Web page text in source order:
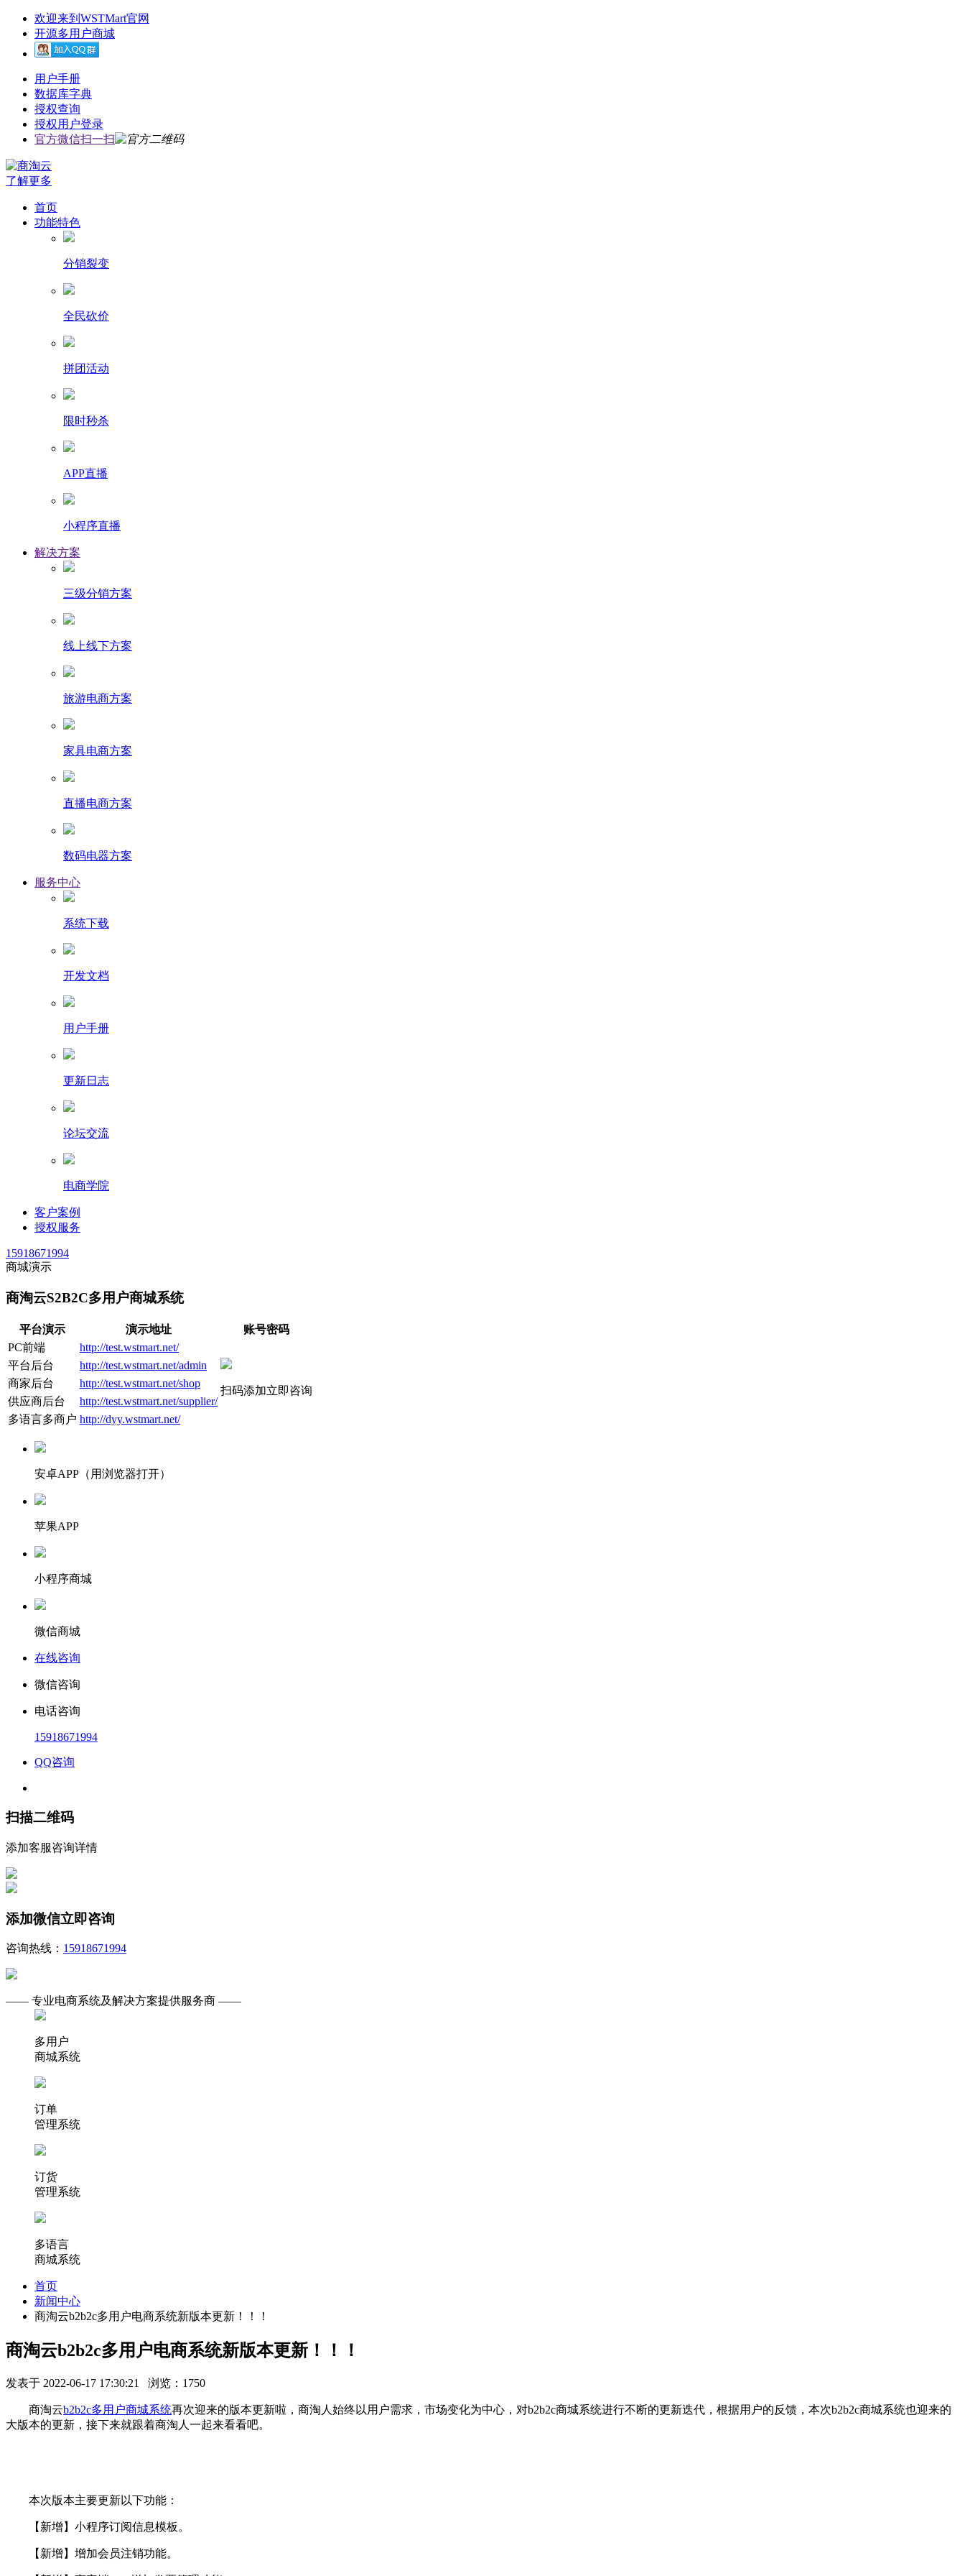
欢迎来到WSTMart官网
开源多用户商城
用户手册
数据库字典
授权查询
授权用户登录
官方微信扫一扫
了解更多
首页
功能特色
分销裂变
全民砍价
拼团活动
限时秒杀
APP直播
小程序直播
解决方案
三级分销方案
线上线下方案
旅游电商方案
家具电商方案
直播电商方案
数码电器方案
服务中心
系统下载
开发文档
用户手册
更新日志
论坛交流
电商学院
客户案例
授权服务
15918671994
商城演示
商淘云S2B2C多用户商城系统
平台演示 演示地址
账号密码
PC前端
http://test.wstmart.net/
扫码添加立即咨询
平台后台
http://test.wstmart.net/admin
商家后台
http://test.wstmart.net/shop
供应商后台
http://test.wstmart.net/supplier/
多语言多商户 http://dyy.wstmart.net/
安卓APP（用浏览器打开）
苹果APP
小程序商城
微信商城
在线咨询
微信咨询
电话咨询
15918671994
QQ咨询
扫描二维码
添加客服咨询详情
添加微信立即咨询
咨询热线： 15918671994
—— 专业电商系统及解决方案提供服务商 ——
多用户
商城系统
订单
管理系统
订货
管理系统
多语言
商城系统
首页
新闻中心
商淘云b2b2c多用户电商系统新版本更新！！！
商淘云b2b2c多用户电商系统新版本更新！！！
发表于 2022-06-17 17:30:21 浏览：1750
商淘云b2b2c多用户商城系统再次迎来的版本更新啦，商淘人始终以用户需求，市场变化为中心，对b2b2c商城系统进行不断的更新迭代，根据用户的反馈，本次b2b2c商城系统也迎来的
大版本的更新，接下来就跟着商淘人一起来看看吧。
本次版本主要更新以下功能：
【新增】小程序订阅信息模板。
【新增】增加会员注销功能。